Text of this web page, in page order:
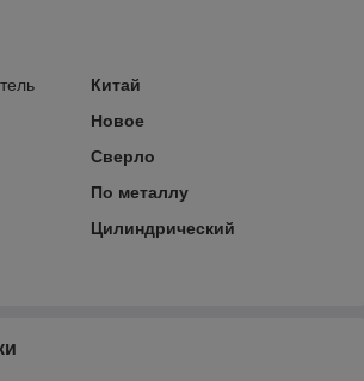
Китай
Новое
Сверло
По металлу
Цилиндрический